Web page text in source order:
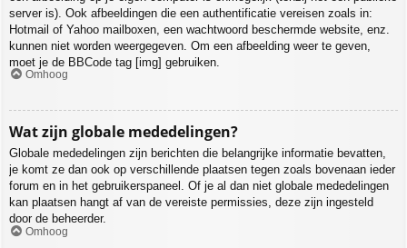
server is). Ook afbeeldingen die een authentificatie vereisen zoals in:
Hotmail of Yahoo mailboxen, een wachtwoord beschermde website, enz.
kunnen niet worden weergegeven. Om een afbeelding weer te geven,
moet je de BBCode tag [img] gebruiken.
Omhoog
Wat zijn globale mededelingen?
Globale mededelingen zijn berichten die belangrijke informatie bevatten,
je komt ze dan ook op verschillende plaatsen tegen zoals bovenaan ieder
forum en in het gebruikerspaneel. Of je al dan niet globale mededelingen
kan plaatsen hangt af van de vereiste permissies, deze zijn ingesteld
door de beheerder.
Omhoog